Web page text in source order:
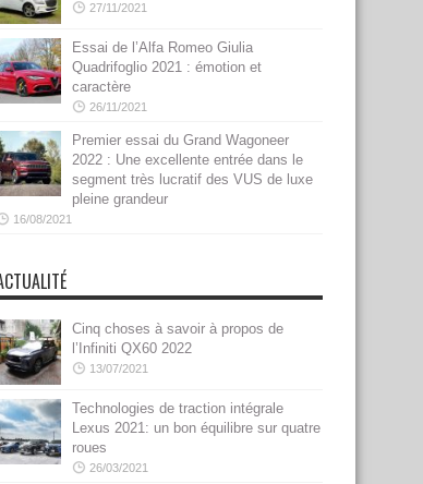
27/11/2021
Essai de l’Alfa Romeo Giulia
Quadrifoglio 2021 : émotion et
caractère
26/11/2021
Premier essai du Grand Wagoneer
2022 : Une excellente entrée dans le
segment très lucratif des VUS de luxe
pleine grandeur
16/08/2021
Cinq choses à savoir à propos de
l’Infiniti QX60 2022
13/07/2021
Technologies de traction intégrale
Lexus 2021: un bon équilibre sur quatre
roues
26/03/2021